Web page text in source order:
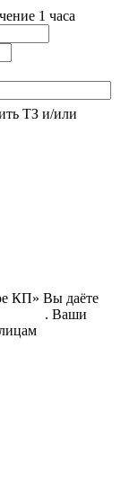
1 часа
ТЗ и/или
КП» Вы даёте
. Ваши